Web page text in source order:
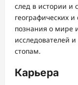
след в истории и
географических
познания о мире
исследователей
стопам.
Карьера